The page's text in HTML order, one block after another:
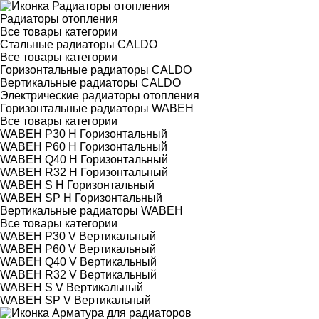
Радиаторы отопления
Все товары категории
Стальные радиаторы CALDO
Все товары категории
Горизонтальные радиаторы CALDO
Вертикальные радиаторы CALDO
Электрические радиаторы отопления
Горизонтальные радиаторы WABEH
Все товары категории
WABEH P30 H Горизонтальный
WABEH P60 H Горизонтальный
WABEH Q40 H Горизонтальный
WABEH R32 H Горизонтальный
WABEH S H Горизонтальный
WABEH SP H Горизонтальный
Вертикальные радиаторы WABEH
Все товары категории
WABEH P30 V Вертикальный
WABEH P60 V Вертикальный
WABEH Q40 V Вертикальный
WABEH R32 V Вертикальный
WABEH S V Вертикальный
WABEH SP V Вертикальный